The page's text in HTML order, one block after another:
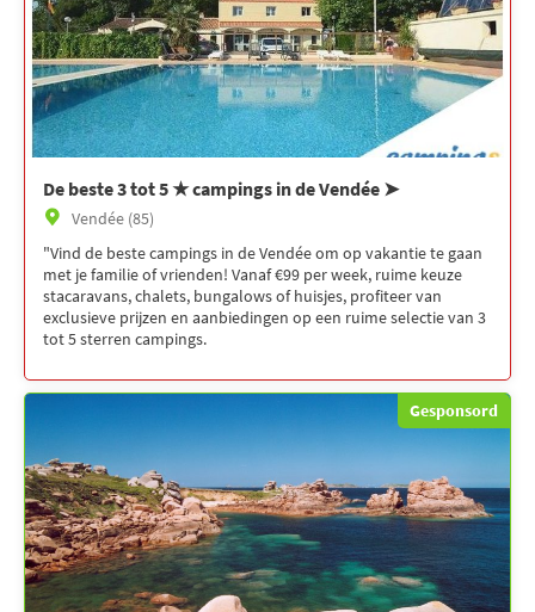
De beste 3 tot 5 ★ campings in de Vendée ➤
Vendée (85)
"Vind de beste campings in de Vendée om op vakantie te gaan
met je familie of vrienden! Vanaf €99 per week, ruime keuze
stacaravans, chalets, bungalows of huisjes, profiteer van
exclusieve prijzen en aanbiedingen op een ruime selectie van 3
tot 5 sterren campings.
Gesponsord